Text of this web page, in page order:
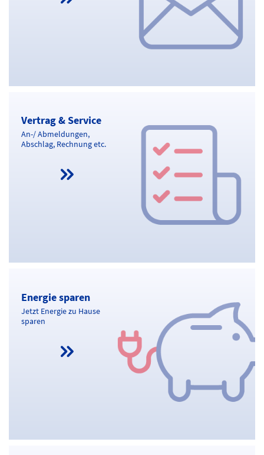
Vertrag & Service
An-/ Abmeldungen,
Abschlag, Rechnung etc.
Energie sparen
Jetzt Energie zu Hause
sparen